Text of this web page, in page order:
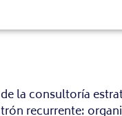
la consultoría
recurrente: